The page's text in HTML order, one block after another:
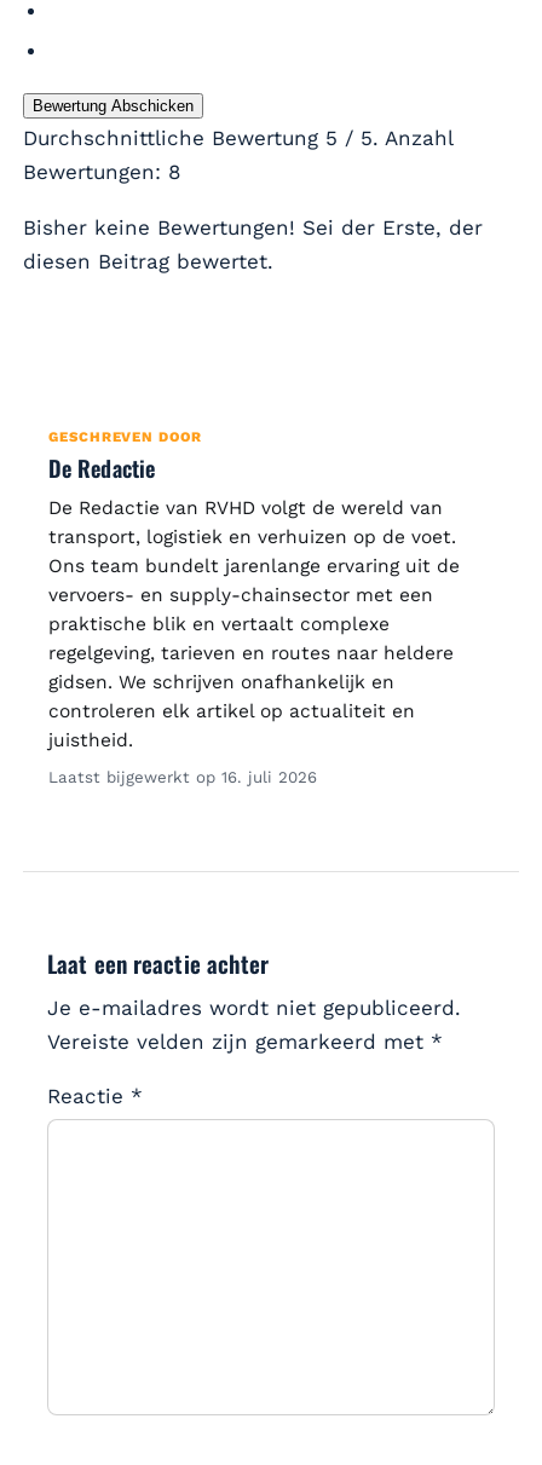
Bewertung Abschicken
Durchschnittliche Bewertung 5 / 5. Anzahl
Bewertungen: 8
Bisher keine Bewertungen! Sei der Erste, der
diesen Beitrag bewertet.
GESCHREVEN DOOR
De Redactie
De Redactie van RVHD volgt de wereld van
transport, logistiek en verhuizen op de voet.
Ons team bundelt jarenlange ervaring uit de
vervoers- en supply-chainsector met een
praktische blik en vertaalt complexe
regelgeving, tarieven en routes naar heldere
gidsen. We schrijven onafhankelijk en
controleren elk artikel op actualiteit en
juistheid.
Laatst bijgewerkt op 16. juli 2026
Laat een reactie achter
Je e-mailadres wordt niet gepubliceerd.
Vereiste velden zijn gemarkeerd met *
Reactie *